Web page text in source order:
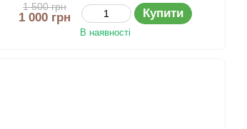
1 500 грн
1 000 грн Купити
В наявності